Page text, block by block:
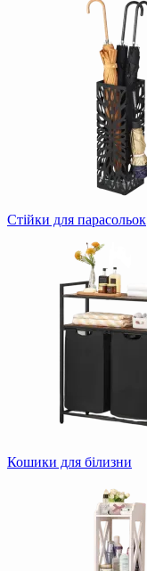
Стійки для парасольок
Кошики для білизни